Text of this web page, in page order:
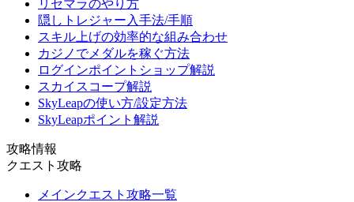
リセマラのやり方
隠しトレジャー入手法/手順
スキル上げの効率的な組み合わせ
カジノでメダルを稼ぐ方法
ログインポイントショップ解説
スカイスコープ解説
SkyLeapの使い方/設定方法
SkyLeapポイント解説
攻略情報
クエスト攻略
メインクエスト攻略一覧